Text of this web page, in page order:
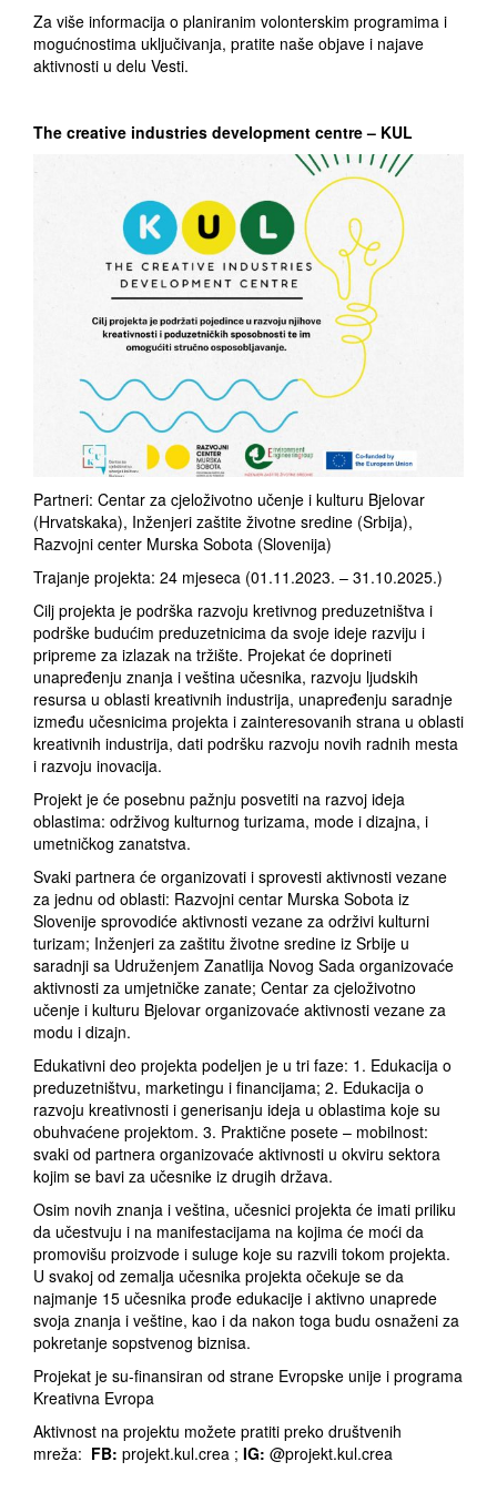
Za više informacija o planiranim volonterskim programima i
mogućnostima uključivanja, pratite naše objave i najave
aktivnosti u delu Vesti.
The creative industries development centre – KUL
Partneri: Centar za cjeloživotno učenje i kulturu Bjelovar
(Hrvatskaka), Inženjeri zaštite životne sredine (Srbija),
Razvojni center Murska Sobota (Slovenija)
Trajanje projekta: 24 mjeseca (01.11.2023. – 31.10.2025.)
Cilj projekta je podrška razvoju kretivnog preduzetništva i
podrške budućim preduzetnicima da svoje ideje razviju i
pripreme za izlazak na tržište. Projekat će doprineti
unapređenju znanja i veština učesnika, razvoju ljudskih
resursa u oblasti kreativnih industrija, unapređenju saradnje
između učesnicima projekta i zainteresovanih strana u oblasti
kreativnih industrija, dati podršku razvoju novih radnih mesta
i razvoju inovacija.
Projekt je će posebnu pažnju posvetiti na razvoj ideja
oblastima: održivog kulturnog turizama, mode i dizajna, i
umetničkog zanatstva.
Svaki partnera će organizovati i sprovesti aktivnosti vezane
za jednu od oblasti: Razvojni centar Murska Sobota iz
Slovenije sprovodiće aktivnosti vezane za održivi kulturni
turizam; Inženjeri za zaštitu životne sredine iz Srbije u
saradnji sa Udruženjem Zanatlija Novog Sada organizovaće
aktivnosti za umjetničke zanate; Centar za cjeloživotno
učenje i kulturu Bjelovar organizovaće aktivnosti vezane za
modu i dizajn.
Edukativni deo projekta podeljen je u tri faze: 1. Edukacija o
preduzetništvu, marketingu i financijama; 2. Edukacija o
razvoju kreativnosti i generisanju ideja u oblastima koje su
obuhvaćene projektom. 3. Praktične posete – mobilnost:
svaki od partnera organizovaće aktivnosti u okviru sektora
kojim se bavi za učesnike iz drugih država.
Osim novih znanja i veština, učesnici projekta će imati priliku
da učestvuju i na manifestacijama na kojima će moći da
promovišu proizvode i suluge koje su razvili tokom projekta.
U svakoj od zemalja učesnika projekta očekuje se da
najmanje 15 učesnika prođe edukacije i aktivno unaprede
svoja znanja i veštine, kao i da nakon toga budu osnaženi za
pokretanje sopstvenog biznisa.
Projekat je su-finansiran od strane Evropske unije i programa
Kreativna Evropa
Aktivnost na projektu možete pratiti preko društvenih
mreža: FB: projekt.kul.crea ; IG: @projekt.kul.crea